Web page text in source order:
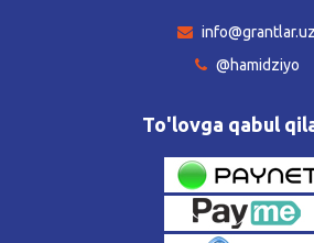
info@grantlar.uz
@hamidziyo
To'lovga qabul